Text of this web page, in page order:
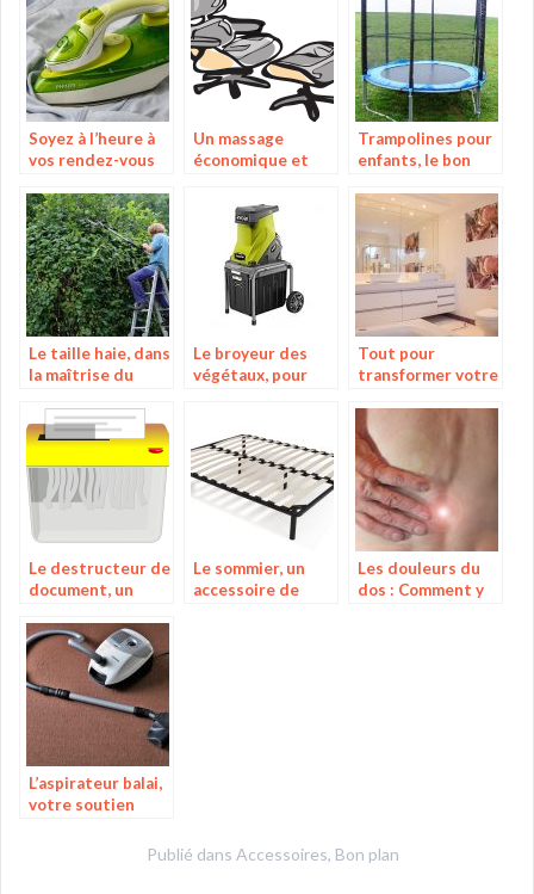
température dans
les pièces
thermique
Soyez à l’heure à
vos rendez-vous
grâce au
defroisseur
Un massage
économique et
fauteuil
Trampolines pour
enfants, le bon
Le taille haie, dans
la maîtrise du
coupe des haies
Le broyeur des
végétaux, pour
déchets broyés
Tout pour
transformer votre
paradisiaque!
Le destructeur de
document, un
préserver la
confidentialité
des données
sensibles
Le sommier, un
accessoire de
Les douleurs du
dos : Comment y
L’aspirateur balai,
votre soutien
Publié dans Accessoires, Bon plan